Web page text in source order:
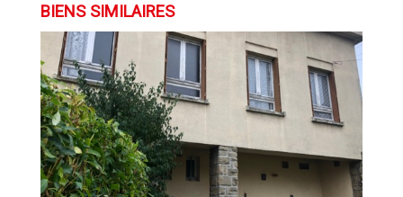
BIENS SIMILAIRES